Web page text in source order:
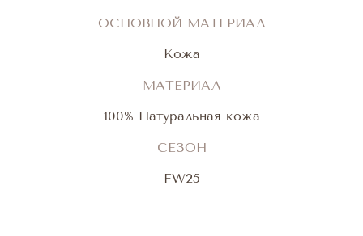
ОСНОВНОЙ МАТЕРИАЛ
Кожа
МАТЕРИАЛ
100% Натуральная кожа
СЕЗОН
FW25